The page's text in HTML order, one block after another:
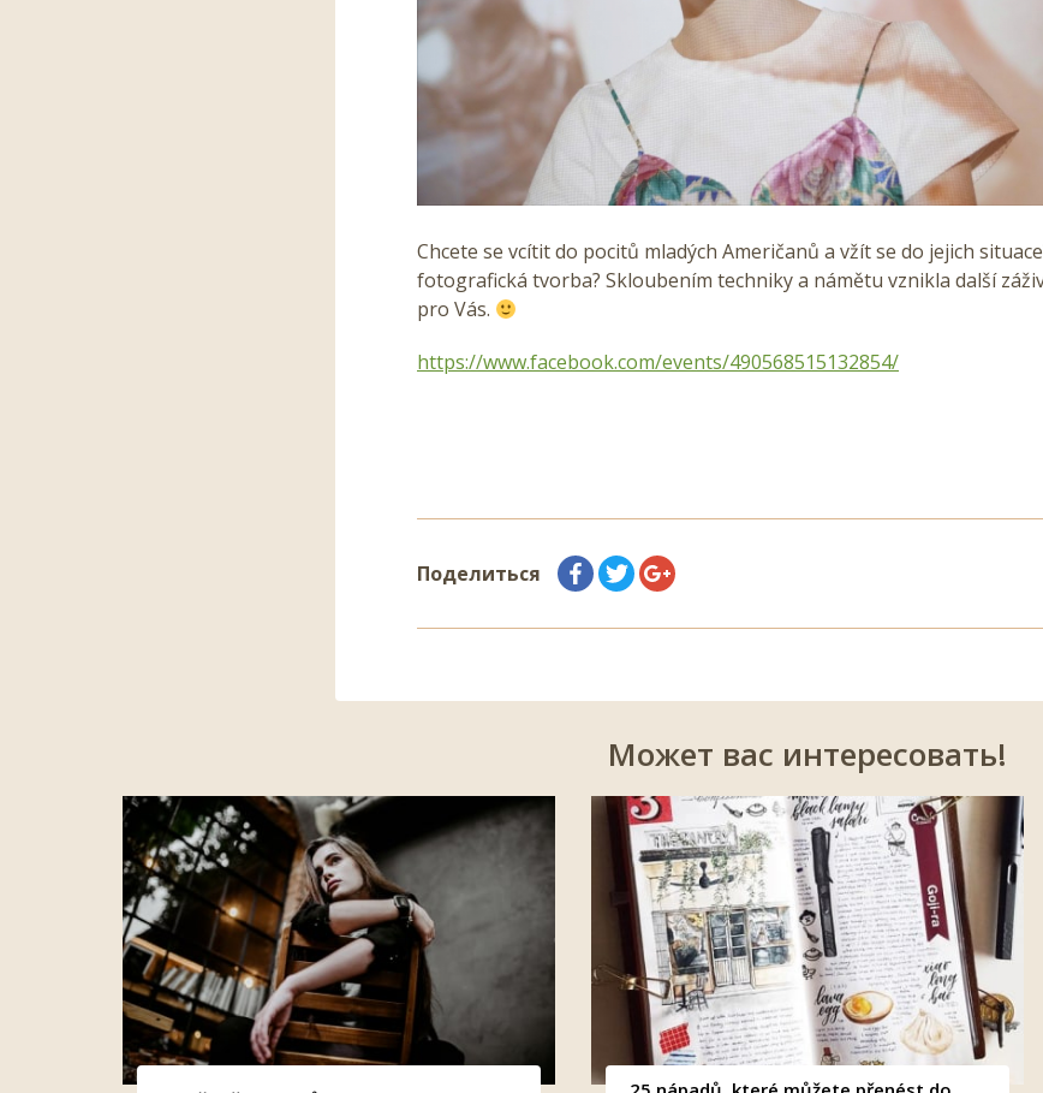
Chcete se vcítit do pocitů mladých Američanů a vžít se do jejich
fotografická tvorba? Skloubením techniky a námětu vznikla další
pro Vás.
https://www.facebook.com/events/490568515132854/
Поделиться
Может вас интересовать!